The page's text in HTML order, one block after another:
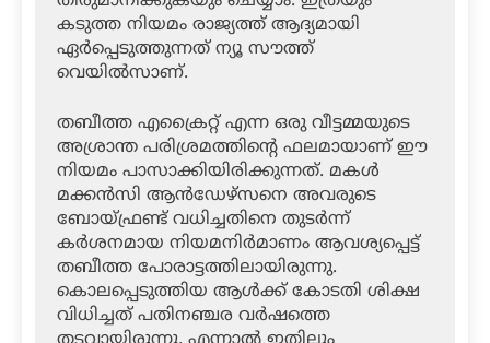
കടുത്ത നിയമം രാജ്യത്ത് ആദ്യമായി
ഏര്‍പ്പെടുത്തുന്നത് ന്യൂ സൗത്ത്
വെയില്‍സാണ്.
തബീത്ത എക്രൈറ്റ് എന്ന ഒരു വീട്ടമ്മയുടെ
അശ്രാന്ത പരിശ്രമത്തിന്റെ ഫലമായാണ് ഈ
നിയമം പാസാക്കിയിരിക്കുന്നത്. മകള്‍
മക്കന്‍സി ആന്‍ഡേഴ്‌സനെ അവരുടെ
ബോയ്ഫ്രണ്ട് വധിച്ചതിനെ തുടര്‍ന്ന്
കര്‍ശനമായ നിയമനിര്‍മാണം ആവശ്യപ്പെട്ട്
തബീത്ത പോരാട്ടത്തിലായിരുന്നു.
കൊലപ്പെടുത്തിയ ആള്‍ക്ക് കോടതി ശിക്ഷ
വിധിച്ചത് പതിനഞ്ചര വര്‍ഷത്തെ